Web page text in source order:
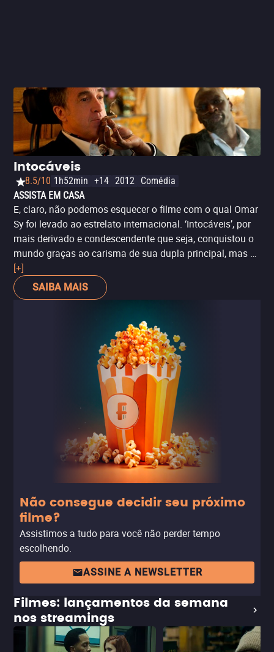
Intocáveis
8.5/10 1h52min +14 2012 Comédia
ASSISTA EM CASA
E, claro, não podemos esquecer o filme com o qual Omar
Sy foi levado ao estrelato internacional. ‘Intocáveis’, por
mais derivado e condescendente que seja, conquistou o
mundo graças ao carisma de sua dupla principal, mas o
humor seco de François Cluzet só encontra seu
contraponto perfeito no carisma explosivo e cínico de
Omar Sy. Indispensável.
[+]
SAIBA MAIS
Não consegue decidir seu próximo
filme?
Assistimos a tudo para você não perder tempo
escolhendo.
ASSINE A NEWSLETTER
Filmes: lançamentos da semana
nos streamings